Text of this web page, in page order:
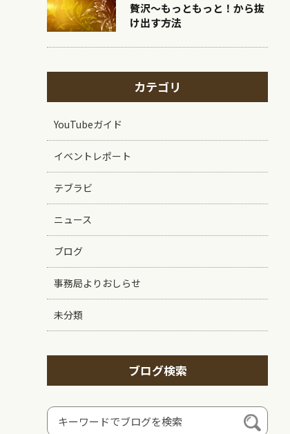
贅沢〜もっともっと！から抜
け出す方法
カテゴリ
YouTubeガイド
イベントレポート
テブラビ
ニュース
ブログ
事務局よりおしらせ
未分類
ブログ検索